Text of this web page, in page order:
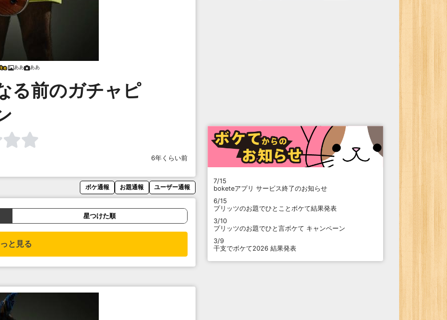
ああ ああ
る前のガチャピ
6年くらい前
ボケ通報 お題通報 ユーザー通報
星つけた順
と見る
7/15
boketeアプリ サービス終了のお知らせ
6/15
プリッツのお題でひとことボケて結果発表
3/10
プリッツのお題でひと言ボケて キャンペーン
3/9
干支でボケて2026 結果発表